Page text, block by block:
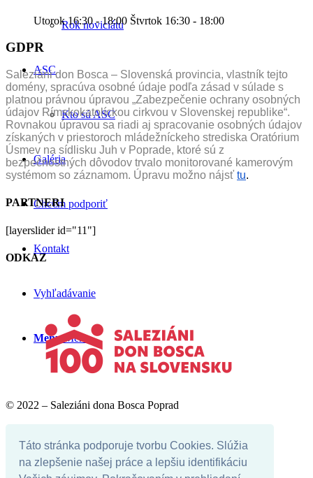
Táto stránka podporuje tvorbu Cookies. Slúžia
na zlepšenie našej práce a lepšiu identifikáciu
Rok noviciátu
ASC
Kto sú ASC
Galéria
Chc€m podporiť
Kontakt
Vyhľadávanie
Menu Menu
Utorok 16:30 - 18:00 Štvrtok 16:30 - 18:00
GDPR
Saleziáni don Bosca – Slovenská provincia, vlastník tejto
domény, spracúva osobné údaje podľa zásad v súlade s
platnou právnou úpravou „Zabezpečenie ochrany osobných
údajov Rímskokatolíckou cirkvou v Slovenskej republike“.
Rovnakou úpravou sa riadi aj spracovanie osobných údajov
získaných v priestoroch mládežníckeho strediska Oratórium
Úsmev na sídlisku Juh v Poprade, ktoré sú z
bezpečnostných dôvodov trvalo monitorované kamerovým
systémom so záznamom. Úpravu možno nájsť tu.
PARTNERI
[layerslider id="11"]
ODKAZ
© 2022 – Saleziáni dona Bosca Poprad
Youtube
Instagram